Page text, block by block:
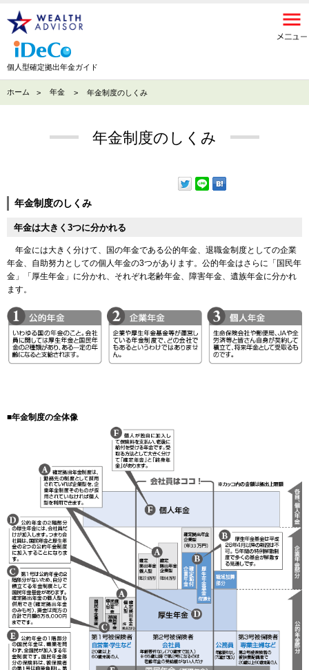
個人型確定拠出年金ガイド
ホーム 年金 年金制度のしくみ
年金制度のしくみ
年金制度のしくみ
年金は大きく3つに分かれる
年金には大きく分けて、国の年金である公的年金、退職金制度としての企業
年金、自助努力としての個人年金の3つがあります。公的年金はさらに「国民年
金」「厚生年金」に分かれ、それぞれ老齢年金、障害年金、遺族年金に分かれ
ます。
■年金制度の全体像